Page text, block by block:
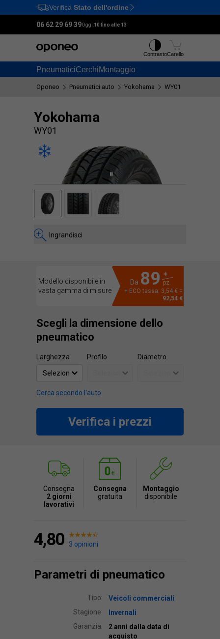
Ctrl M
Verifica Stato dell'ordine
06 62 29 69 39Oggi:10 fino alle 13
PneumaticiCerchiMontaggio
ContrastoCarello
Oponeo Pneumatici auto Yokohama WY01
Yokohama
WY01
Ingrandisci
Modello disponibile in
vasta gamma di misure
Da 89
€
pz.
+ ECO tassa: 3,54 € =
92,54 €
Scegli la dimensione dello
pneumatico
Larghezza Profilo Diametro
Cerca secondo l'auto
Verifica i prezzi
Consegna
2 giorni
lavorativi
Consegna
gratuita
Montaggio
disponibile
4,80 3 opinioni
Parametri di pneumatico
Tipo:
Veicoli commerciali
Stagione:
Invernali
Garanzia:
2 anni dalla data di
acquisto